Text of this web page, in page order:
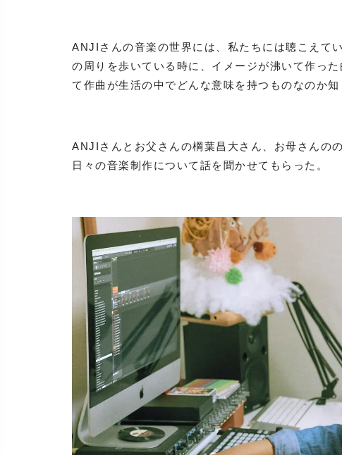
ANJIさんの音楽の世界には、私たちには聴こえて
の周りを歩いている時に、イメージが沸いて作っ
て作曲が生活の中でどんな意味を持つものなのか知
ANJIさんとお父さんの棡葉昌大さん、お母さんの
日々の音楽制作について話を聞かせてもらった。